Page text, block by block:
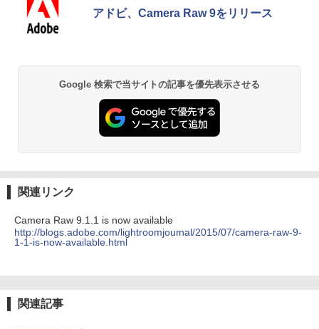
アドビ、Camera Raw 9をリリース
Google 検索で当サイトの記事を優先表示させる
関連リンク
Camera Raw 9.1.1 is now available
http://blogs.adobe.com/lightroomjournal/2015/07/camera-raw-9-
1-1-is-now-available.html
関連記事